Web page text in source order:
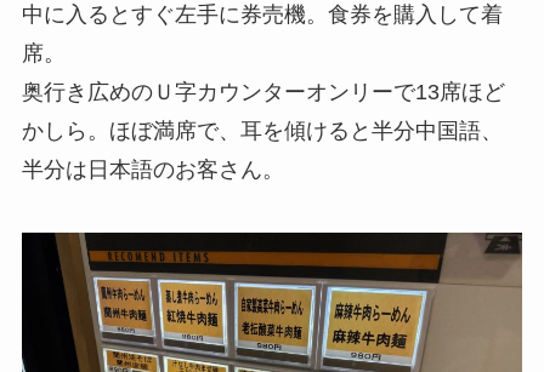
中に入るとすぐ左手に券売機。食券を購入して着
席。
奥行き広めのＵ字カウンターオンリーで13席ほど
かしら。ほぼ満席で、耳を傾けると半分中国語、
半分は日本語のお客さん。